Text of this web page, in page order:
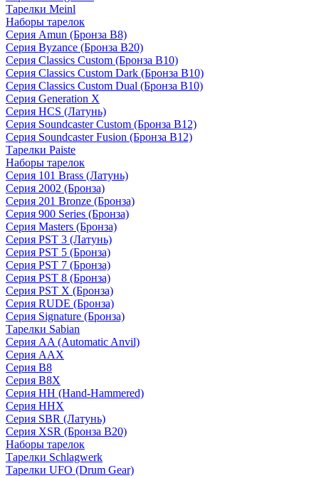
Тарелки Meinl
Наборы тарелок
Серия Amun (Бронза B8)
Серия Byzance (Бронза B20)
Серия Classics Custom (Бронза B10)
Серия Classics Custom Dark (Бронза B10)
Серия Classics Custom Dual (Бронза B10)
Серия Generation X
Серия HCS (Латунь)
Серия Soundcaster Custom (Бронза B12)
Серия Soundcaster Fusion (Бронза B12)
Тарелки Paiste
Наборы тарелок
Серия 101 Brass (Латунь)
Серия 2002 (Бронза)
Серия 201 Bronze (Бронза)
Серия 900 Series (Бронза)
Серия Masters (Бронза)
Серия PST 3 (Латунь)
Серия PST 5 (Бронза)
Серия PST 7 (Бронза)
Серия PST 8 (Бронза)
Серия PST X (Бронза)
Серия RUDE (Бронза)
Серия Signature (Бронза)
Тарелки Sabian
Серия AA (Automatic Anvil)
Серия AAX
Серия B8
Серия B8X
Серия HH (Hand-Hammered)
Серия HHX
Серия SBR (Латунь)
Серия XSR (Бронза B20)
Наборы тарелок
Тарелки Schlagwerk
Тарелки UFO (Drum Gear)